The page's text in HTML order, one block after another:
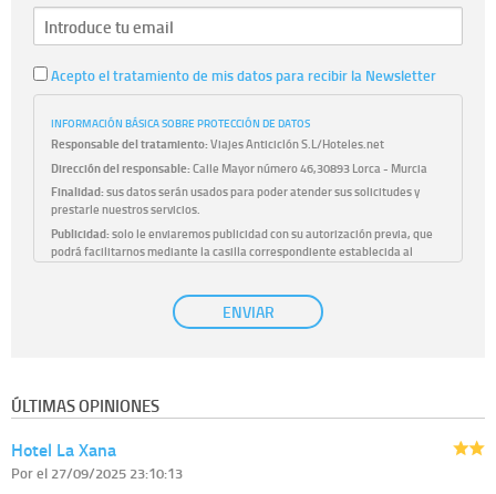
Acepto el tratamiento de mis datos para recibir la Newsletter
INFORMACIÓN BÁSICA SOBRE PROTECCIÓN DE DATOS
Responsable del tratamiento:Viajes Anticiclón S.L/Hoteles.net
Dirección del responsable:Calle Mayor número 46,30893 Lorca - Murcia
Finalidad:sus datos serán usados para poder atender sus solicitudes y
prestarle nuestros servicios.
Publicidad:solo le enviaremos publicidad con su autorización previa, que
podrá facilitarnos mediante la casilla correspondiente establecida al
únicamente trataremos sus datos con su consentimiento
previo, que podrá facilitarnos mediante la casilla correspondiente
Derechos:tiene derecho a saber qué información tenemos sobre usted,
disponible en nuestra página web.
Información complementaria:
ENVIAR
ÚLTIMAS OPINIONES
Hotel La Xana
Porel 27/09/2025 23:10:13